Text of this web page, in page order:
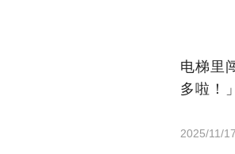
电梯里
多啦！」
2025/11/17